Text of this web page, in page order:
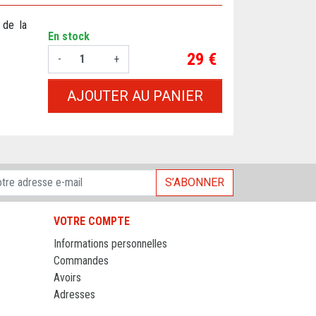
de la
En stock
-
+ Prix
29 €
AJOUTER AU PANIER
S’ABONNER
VOTRE COMPTE
Informations personnelles
Commandes
Avoirs
Adresses